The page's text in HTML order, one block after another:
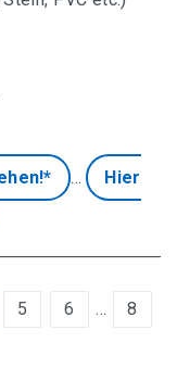
…
Hier
5 6 … 8